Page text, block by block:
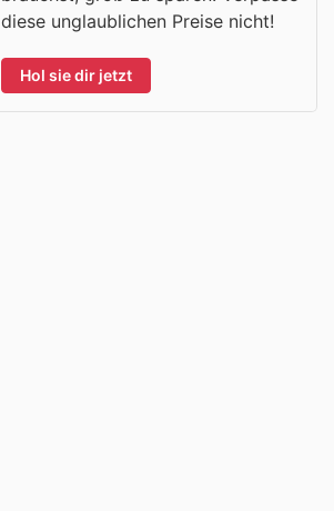
diese unglaublichen Preise nicht!
Hol sie dir jetzt